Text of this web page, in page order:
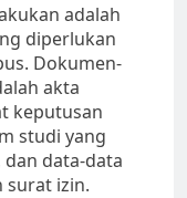
adalah
diperlukan
Dokumen-
akta
keputusan
studi yang
data-data
surat izin.